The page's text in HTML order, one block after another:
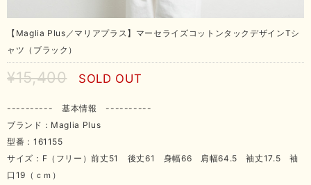
【Maglia Plus／マリアプラス】マーセライズコットンタックデザインTシ
ャツ（ブラック）
¥15,400 SOLD OUT
---------- 基本情報 ----------
ブランド：Maglia Plus
型番：161155
サイズ：F（フリー）前丈51 後丈61 身幅66 肩幅64.5 袖丈17.5 袖
口19（ｃｍ）